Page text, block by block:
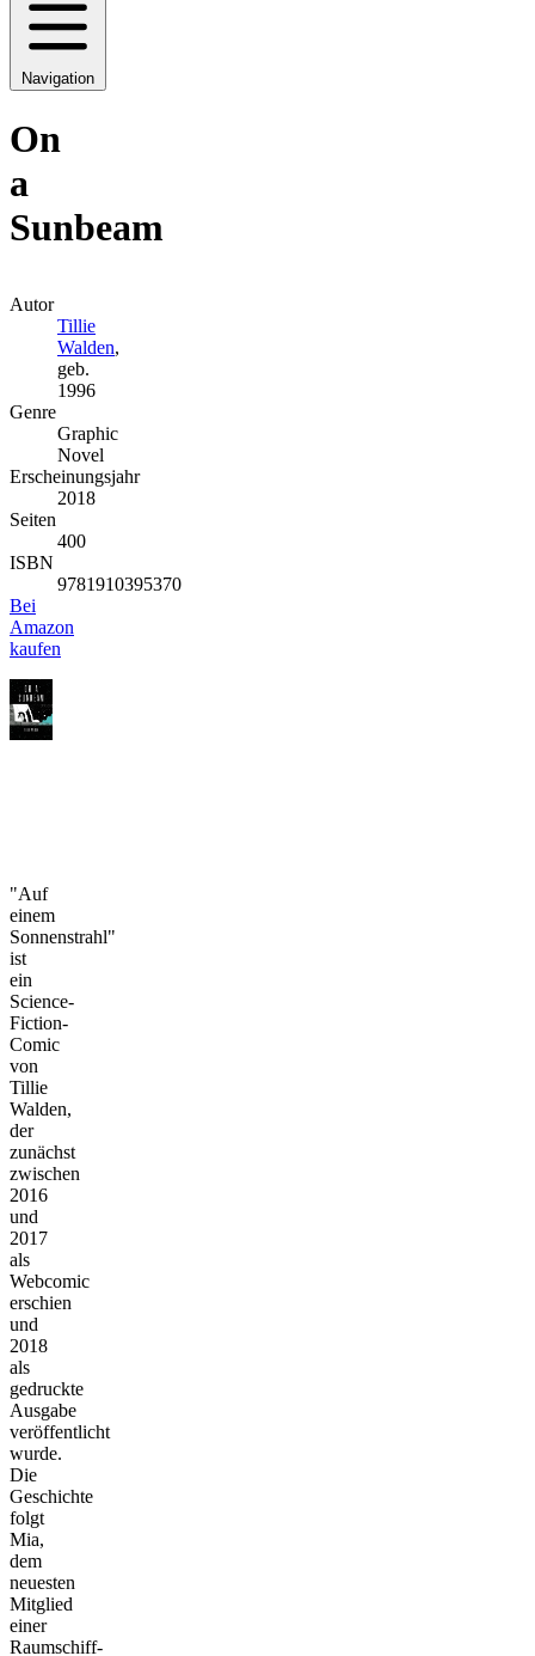
Navigation
On
a
Sunbeam
Autor
Tillie
Walden,
geb.
1996
Genre
Graphic
Novel
Erscheinungsjahr
2018
Seiten
400
ISBN
9781910395370
Bei
Amazon
kaufen
"Auf
einem
Sonnenstrahl"
ist
ein
Science-
Fiction-
Comic
von
Tillie
Walden,
der
zunächst
zwischen
2016
und
2017
als
Webcomic
erschien
und
2018
als
gedruckte
Ausgabe
veröffentlicht
wurde.
Die
Geschichte
folgt
Mia,
dem
neuesten
Mitglied
einer
Raumschiff-